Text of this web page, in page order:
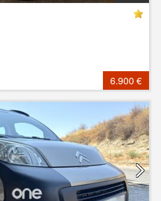
6.900 €